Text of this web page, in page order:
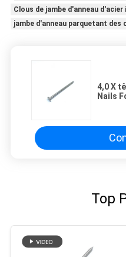
Clous de jambe d'anneau d'acier
jambe d'anneau parquetant des
4,0 X
Nails
Top